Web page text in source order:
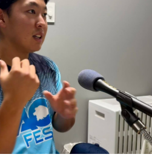
（火・祝）午前9時00分～10時
（文化放送アナウンサー）
連合会（全葬連）
た」
手がブラジルに決まった際、塩
話題になったというか、ブラジ
った部分もあるのかなと思った
に悪意はなかったと思います
っただけなのですが、それをブ
って、結果的に彼らのモチベー
ってしまったので、それはあま